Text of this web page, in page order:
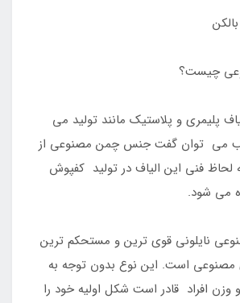
چیست؟
پلیمری و پلاستیک مانند تولید می
می توان گفت جنس چمن مصنوعی از
فنی این الیاف در تولید کفپوش
می شود.
نایلونی قوی ترین و مستحکم ترین
است. این نوع بدون توجه به
وزن افراد قادر است شکل اولیه خود را